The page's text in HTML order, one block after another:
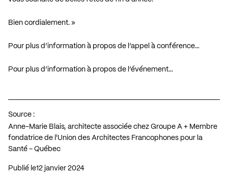
Bien cordialement. »
Pour plus d’information à propos de l’appel à conférence…
Pour plus d’information à propos de l’événement…
Source :
Anne-Marie Blais, architecte associée chez Groupe A + Membre
fondatrice de l'Union des Architectes Francophones pour la
Santé - Québec
Publié le 12 janvier 2024